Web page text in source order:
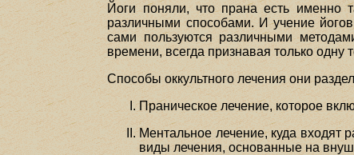
Йоги поняли, что прана есть именно
различными способами. И учение
сами пользуются различными
времени, всегда признавая только
Способы оккультного лечения они
Праническое лечение, которое
Ментальное лечение, куда входят
виды лечения, основанные на